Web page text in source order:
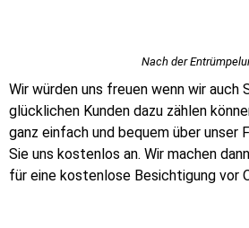
Nach der
Wir würden uns freuen wenn wir auch
glücklichen Kunden dazu zählen
ganz einfach und bequem über unser
Sie uns kostenlos an. Wir machen
für eine kostenlose Besichtigung vor